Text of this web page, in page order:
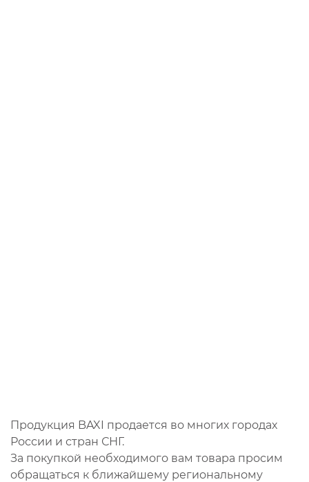
Продукция BAXI продается во многих городах
России и стран СНГ.
За покупкой необходимого вам товара просим
обращаться к ближайшему региональному